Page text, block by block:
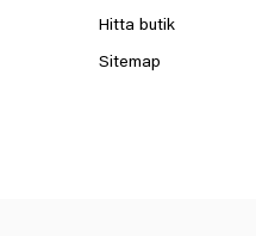
Hitta butik
Sitemap